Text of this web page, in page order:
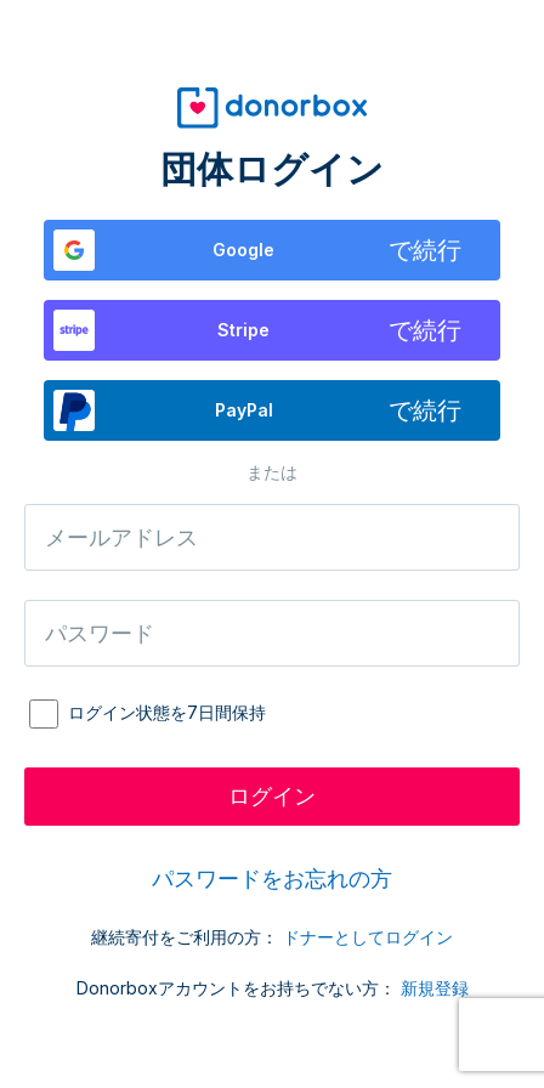
団体ログイン
Google で続行
Stripe で続行
PayPal で続行
または
ログイン状態を7日間保持
パスワードをお忘れの方
継続寄付をご利用の方： ドナーとしてログイン
Donorboxアカウントをお持ちでない方： 新規登録